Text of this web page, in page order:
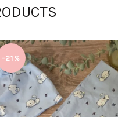
-21%